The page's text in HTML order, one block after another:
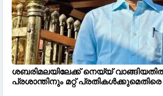
ശബരിമലയിലേക്ക് നെയ്യ്
പ്രശാന്തിനും മറ്റ്